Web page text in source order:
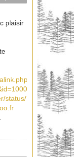
plaisir
status/